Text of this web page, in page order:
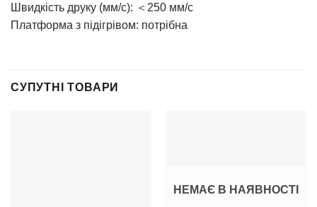
Швидкість друку (мм/с): ＜250 мм/с
Платформа з підігрівом: потрібна
СУПУТНІ ТОВАРИ
НЕМАЄ В НАЯВНОСТІ